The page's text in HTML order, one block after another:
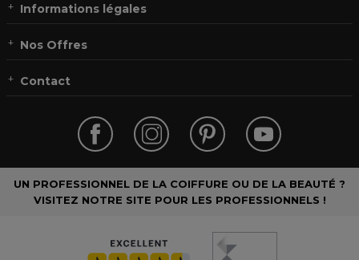
Informations légales
Nos Offres
Contact
UN PROFESSIONNEL DE LA COIFFURE OU DE LA BEAUTÉ ?
VISITEZ NOTRE SITE POUR LES PROFESSIONNELS !